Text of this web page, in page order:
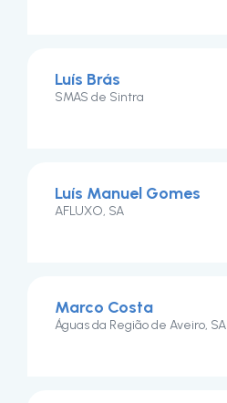
Luís Brás
SMAS de Sintra
Luís Manuel Gomes
AFLUXO, SA
Marco Costa
Águas da Região de Aveiro, SA